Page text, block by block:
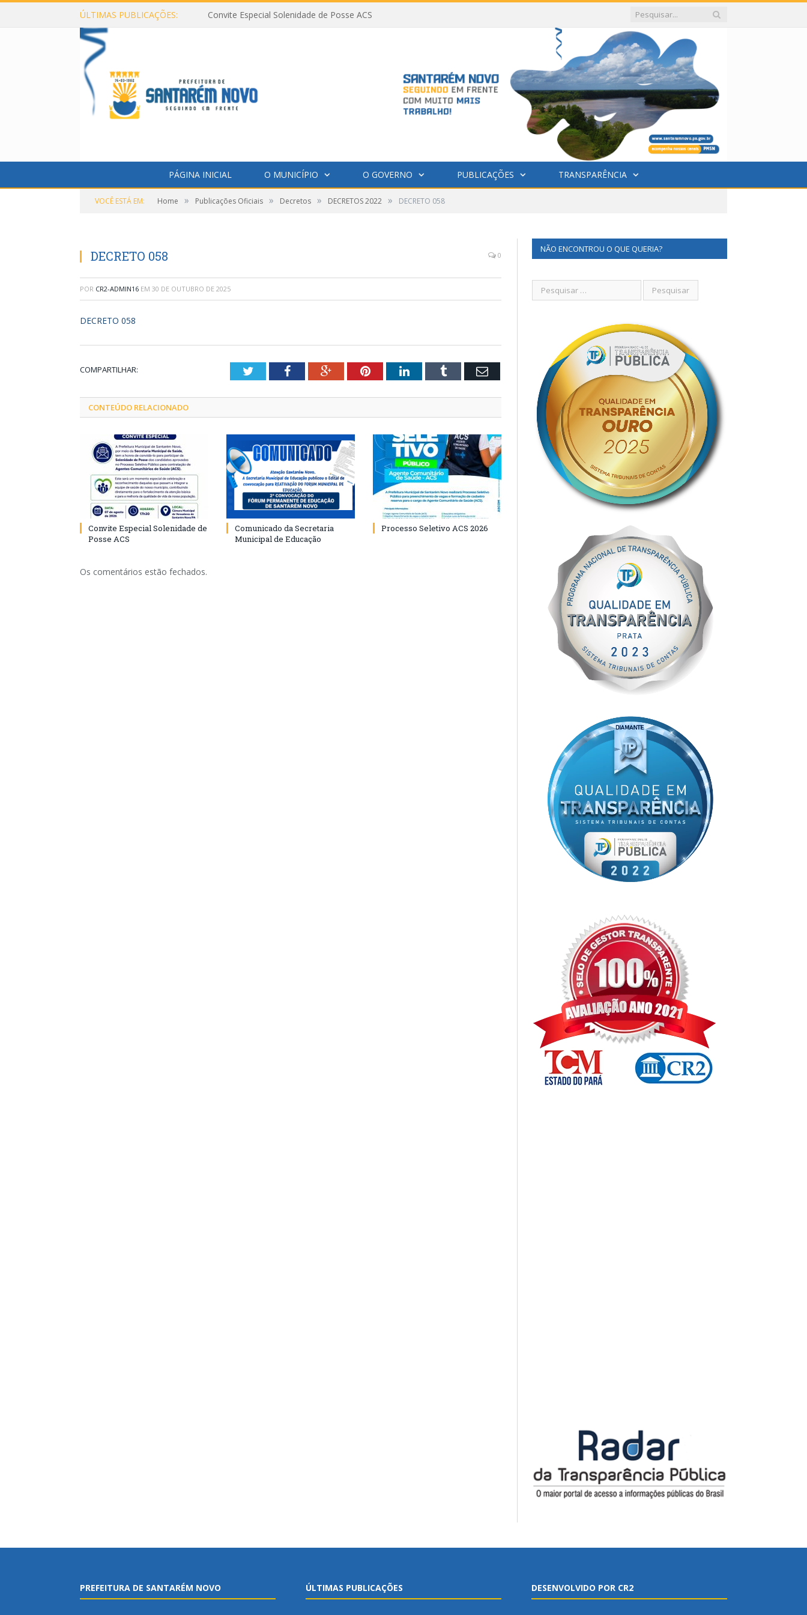
ÚLTIMAS PUBLICAÇÕES: Convite Especial Solenidade de Posse ACS
PÁGINA INICIAL O MUNICÍPIO O GOVERNO PUBLICAÇÕES TRANSPARÊNCIA
VOCÊ ESTÁ EM: Home » Publicações Oficiais » Decretos » DECRETOS 2022 » DECRETO 058
DECRETO 058 0
POR CR2-ADMIN16 EM 30 DE OUTUBRO DE 2025
DECRETO 058
COMPARTILHAR: TwitterFacebookGoogle+PinterestLinkedInTumblr Email
CONTEÚDO RELACIONADO
Convite Especial Solenidade de
Posse ACS
Comunicado da Secretaria
Municipal de Educação
Processo Seletivo ACS 2026
Os comentários estão fechados.
NÃO ENCONTROU O QUE QUERIA?
PREFEITURA DE SANTARÉM NOVO ÚLTIMAS PUBLICAÇÕES DESENVOLVIDO POR CR2